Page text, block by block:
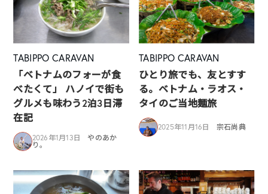
TABIPPO CARAVAN
「ベトナムのフォーが食
べたくて」 ハノイで街も
グルメも味わう2泊3日滞
在記
2026年1月13日
やのあか
り。
TABIPPO CARAVAN
ひとり旅でも、友とすす
る。ベトナム・ラオス・
タイのご当地麺旅
2025年11月16日 宗石尚典